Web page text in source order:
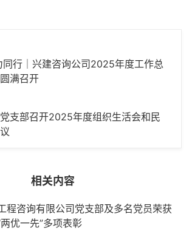
同行｜兴建咨询公司2025年度工作总
满召开
支部召开2025年度组织生活会和民
相关内容
程咨询有限公司党支部及多名党员荣获
优一先”多项表彰